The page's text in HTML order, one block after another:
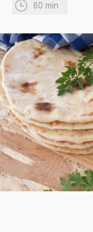
60 min